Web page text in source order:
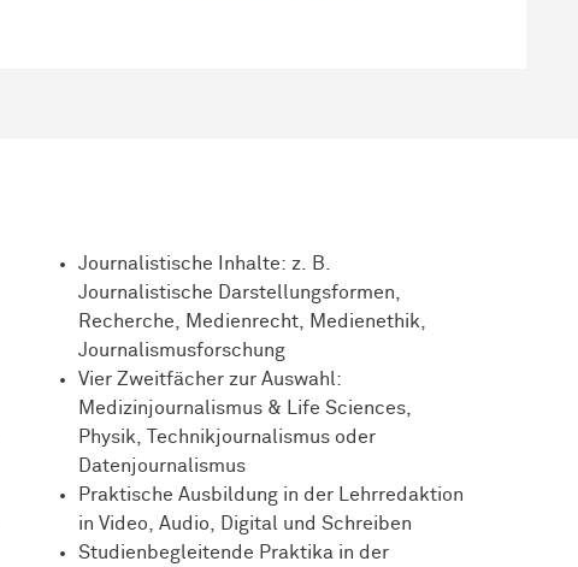
Journalistische Inhalte: z. B.
Journalistische Darstellungsformen,
Recherche, Medienrecht, Medienethik,
Journalismusforschung
Vier Zweitfächer zur Auswahl:
Medizinjournalismus & Life Sciences,
Physik, Technikjournalismus oder
Datenjournalismus
Praktische Ausbildung in der Lehrredaktion
in Video, Audio, Digital und Schreiben
Studienbegleitende Praktika in der